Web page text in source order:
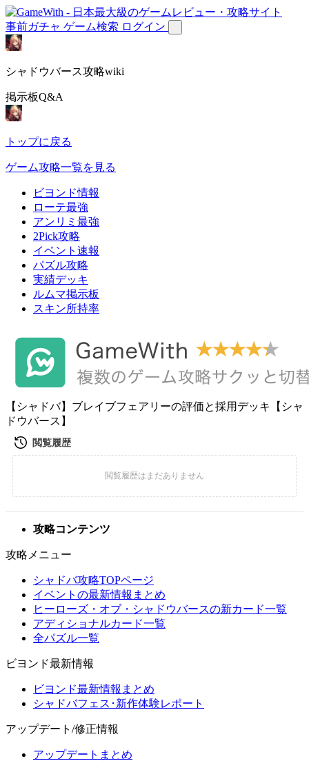
事前ガチャ ゲーム検索 ログイン
シャドウバース攻略wiki
掲示板Q&A
トップに戻る
ゲーム攻略一覧を見る
ビヨンド情報
ローテ最強
アンリミ最強
2Pick攻略
イベント速報
パズル攻略
実績デッキ
ルムマ掲示板
スキン所持率
【シャドバ】ブレイブフェアリーの評価と採用デッキ【シャ
ドウバース】
攻略コンテンツ
攻略メニュー
シャドバ攻略TOPページ
イベントの最新情報まとめ
ヒーローズ・オブ・シャドウバースの新カード一覧
アディショナルカード一覧
全パズル一覧
ビヨンド最新情報
ビヨンド最新情報まとめ
シャドバフェス･新作体験レポート
アップデート/修正情報
アップデートまとめ